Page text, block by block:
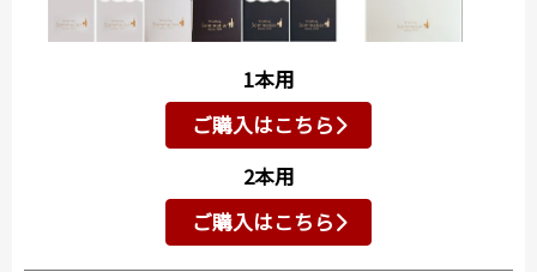
1本用
ご購入はこちら
2本用
ご購入はこちら